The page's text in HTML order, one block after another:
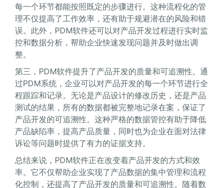
每一个环节都能按照既定的步骤进行。这种流程化的管
理不仅提高了工作效率，还有助于规避潜在的风险和错
误。此外，PDM软件还可以对产品开发过程进行实时监
控和数据分析，帮助企业快速发现问题并及时做出调
整。
第三，PDM软件提升了产品开发的质量和可追溯性。通
过PDM系统，企业可以对产品开发的每一个环节进行全
程跟踪和记录。无论是产品设计的修改历史，还是产品
测试的结果，所有的数据都被完整地记录在案，保证了
产品开发的可追溯性。这种严格的数据管控有助于降低
产品缺陷率，提高产品质量，同时也为企业在面对法律
诉讼等问题时提供了有力的证据支持。
总结来说，PDM软件正在改变着产品开发的方式和效
率。它不仅帮助企业实现了产品数据的集中管理和流程
化控制，还提高了产品开发的质量和可追溯性。随着数